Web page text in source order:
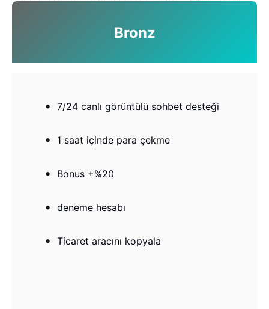
Bronz
7/24 canlı görüntülü sohbet desteği
1 saat içinde para çekme
Bonus +%20
deneme hesabı
Ticaret aracını kopyala